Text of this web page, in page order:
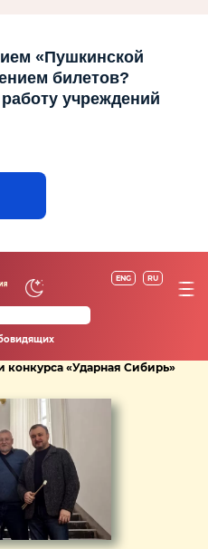
«Пушкинской
билетов?
учреждений
ENG RU
«Ударная Сибирь»